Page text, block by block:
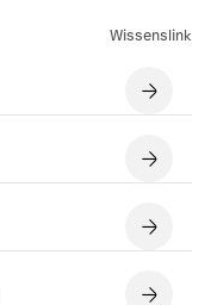
Wissenslink